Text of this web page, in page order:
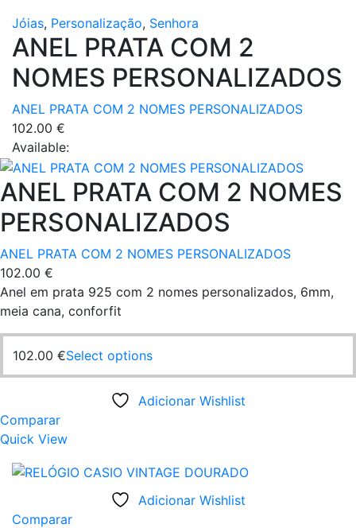
may
be
chosen
on
the
multiple
variants.
The
options
be
the
product
page
Jóias, Personalização, Senhora
ANEL PRATA COM 2
NOMES PERSONALIZADOS
ANEL PRATA COM 2 NOMES PERSONALIZADOS
102.00 €
Available:
ANEL PRATA COM 2 NOMES
PERSONALIZADOS
ANEL PRATA COM 2 NOMES PERSONALIZADOS
102.00 €
Anel em prata 925 com 2 nomes personalizados, 6mm,
meia cana, conforfit
102.00 €Select optionsThis
product
has
options
be
Adicionar Wishlist
Comparar
Quick View
Adicionar Wishlist
Comparar